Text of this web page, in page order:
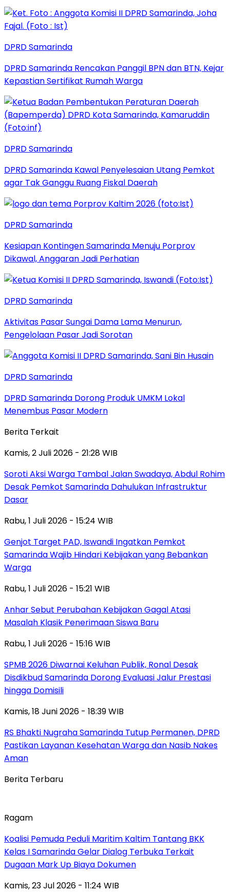
DPRD Samarinda
DPRD Samarinda Rencakan Panggil BPN dan BTN, Kejar
Kepastian Sertifikat Rumah Warga
DPRD Samarinda
DPRD Samarinda Kawal Penyelesaian Utang Pemkot
agar Tak Ganggu Ruang Fiskal Daerah
DPRD Samarinda
Kesiapan Kontingen Samarinda Menuju Porprov
Dikawal, Anggaran Jadi Perhatian
DPRD Samarinda
Aktivitas Pasar Sungai Dama Lama Menurun,
Pengelolaan Pasar Jadi Sorotan
DPRD Samarinda
DPRD Samarinda Dorong Produk UMKM Lokal
Menembus Pasar Modern
Berita Terkait
Kamis, 2 Juli 2026 - 21:28 WIB
Soroti Aksi Warga Tambal Jalan Swadaya, Abdul Rohim
Desak Pemkot Samarinda Dahulukan Infrastruktur
Dasar
Rabu, 1 Juli 2026 - 15:24 WIB
Genjot Target PAD, Iswandi Ingatkan Pemkot
Samarinda Wajib Hindari Kebijakan yang Bebankan
Warga
Rabu, 1 Juli 2026 - 15:21 WIB
Anhar Sebut Perubahan Kebijakan Gagal Atasi
Masalah Klasik Penerimaan Siswa Baru
Rabu, 1 Juli 2026 - 15:16 WIB
SPMB 2026 Diwarnai Keluhan Publik, Ronal Desak
Disdikbud Samarinda Dorong Evaluasi Jalur Prestasi
hingga Domisili
Kamis, 18 Juni 2026 - 18:39 WIB
RS Bhakti Nugraha Samarinda Tutup Permanen, DPRD
Pastikan Layanan Kesehatan Warga dan Nasib Nakes
Aman
Berita Terbaru
Ragam
Koalisi Pemuda Peduli Maritim Kaltim Tantang BKK
Kelas I Samarinda Gelar Dialog Terbuka Terkait
Dugaan Mark Up Biaya Dokumen
Kamis, 23 Jul 2026 - 11:24 WIB